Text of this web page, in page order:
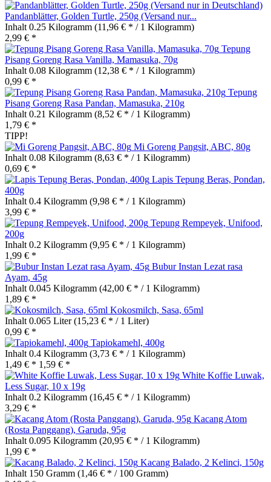
Pandanblätter, Golden Turtle, 250g (Versand nur...
Inhalt 0.25 Kilogramm (11,96 € * / 1 Kilogramm)
2,99 € *
Tepung
Pisang Goreng Rasa Vanilla, Mamasuka, 70g
Inhalt 0.08 Kilogramm (12,38 € * / 1 Kilogramm)
0,99 € *
Tepung
Pisang Goreng Rasa Pandan, Mamasuka, 210g
Inhalt 0.21 Kilogramm (8,52 € * / 1 Kilogramm)
1,79 € *
TIPP!
Mi Goreng Pangsit, ABC, 80g
Inhalt 0.08 Kilogramm (8,63 € * / 1 Kilogramm)
0,69 € *
Lapis Tepung Beras, Pondan,
400g
Inhalt 0.4 Kilogramm (9,98 € * / 1 Kilogramm)
3,99 € *
Tepung Rempeyek, Unifood,
200g
Inhalt 0.2 Kilogramm (9,95 € * / 1 Kilogramm)
1,99 € *
Bubur Instan Lezat rasa
Ayam, 45g
Inhalt 0.045 Kilogramm (42,00 € * / 1 Kilogramm)
1,89 € *
Kokosmilch, Sasa, 65ml
Inhalt 0.065 Liter(15,23 € * / 1 Liter)
0,99 € *
Tapiokamehl, 400g
Inhalt 0.4 Kilogramm (3,73 € * / 1 Kilogramm)
1,49 € * 1,59 € *
White Koffie Luwak,
Less Sugar, 10 x 19g
Inhalt 0.2 Kilogramm (16,45 € * / 1 Kilogramm)
3,29 € *
Kacang Atom
(Rosta Panggang), Garuda, 95g
Inhalt 0.095 Kilogramm (20,95 € * / 1 Kilogramm)
1,99 € *
Kacang Balado, 2 Kelinci, 150g
Inhalt 150 Gramm (1,46 € * / 100 Gramm)